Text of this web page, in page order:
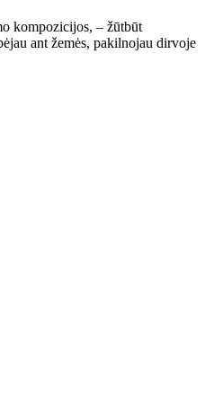
kompozicijos, – žūtbūt
ant žemės, pakilnojau dirvoje